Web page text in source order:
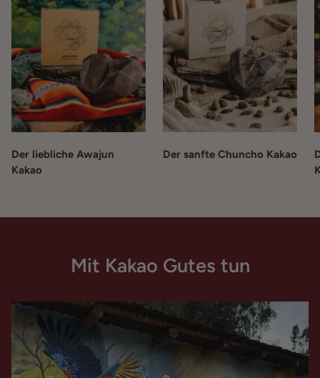
Der liebliche Awajun
Kakao
Der sanfte Chuncho Kakao
Mit Kakao Gutes tun